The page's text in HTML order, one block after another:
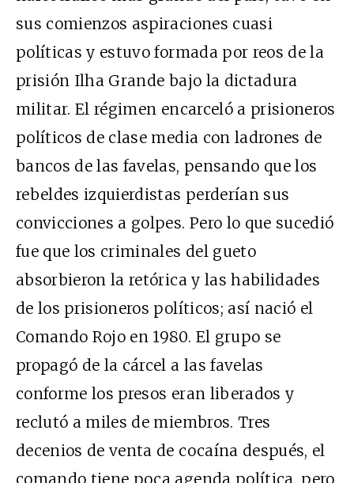
sus comienzos aspiraciones cuasi
políticas y estuvo formada por reos de la
prisión Ilha Grande bajo la dictadura
militar. El régimen encarceló a prisioneros
políticos de clase media con ladrones de
bancos de las favelas, pensando que los
rebeldes izquierdistas perderían sus
convicciones a golpes. Pero lo que sucedió
fue que los criminales del gueto
absorbieron la retórica y las habilidades
de los prisioneros políticos; así nació el
Comando Rojo en 1980. El grupo se
propagó de la cárcel a las favelas
conforme los presos eran liberados y
reclutó a miles de miembros. Tres
decenios de venta de cocaína después, el
comando tiene poca agenda política, pero